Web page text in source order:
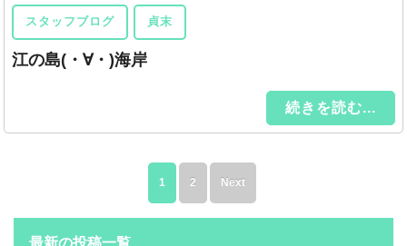
スタッフブログ 貞末
江の島(・∀・)海岸
続きを読む...
1 2 Next